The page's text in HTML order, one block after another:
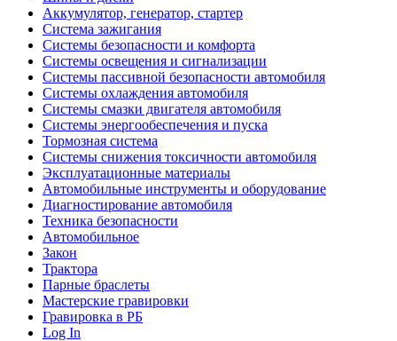
Аккумулятор, генератор, стартер
Система зажигания
Системы безопасности и комфорта
Системы освещения и сигнализации
Системы пассивной безопасности автомобиля
Системы охлаждения автомобиля
Системы смазки двигателя автомобиля
Системы энергообеспечения и пуска
Тормозная система
Системы снижения токсичности автомобиля
Эксплуатационные материалы
Автомобильные инструменты и оборудование
Диагностирование автомобиля
Техника безопасности
Автомобильное
Закон
Трактора
Парные браслеты
Мастерские гравировки
Гравировка в РБ
Log In